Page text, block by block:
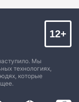
Мы
технологиях,
которые
12+